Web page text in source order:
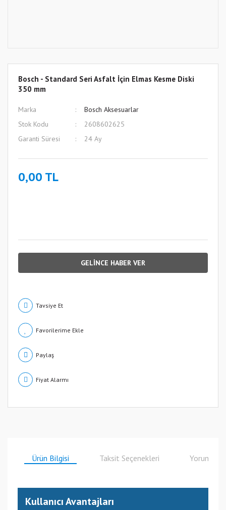
Bosch - Standard Seri Asfalt İçin Elmas Kesme Diski
350 mm
Marka
Bosch Aksesuarlar
Stok Kodu
2608602625
Garanti Süresi
24 Ay
0,00 TL
GELİNCE HABER VER
Tavsiye Et
Paylaş
Fiyat Alarmı
Ürün Bilgisi Taksit Seçenekleri Yorumlar
Kullanıcı Avantajları